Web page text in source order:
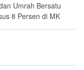
Umrah Bersatu
8 Persen di MK